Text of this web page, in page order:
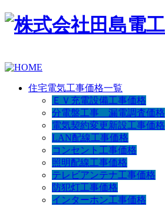
住宅電気工事価格一覧
ＥＶ充電設備工事価格
分電盤工事 漏電調査価格
電気契約変更新設工事価格
LAN配線工事価格
コンセント工事価格
照明配線工事価格
テレビアンテナ工事価格
防犯灯工事価格
インターホン工事価格